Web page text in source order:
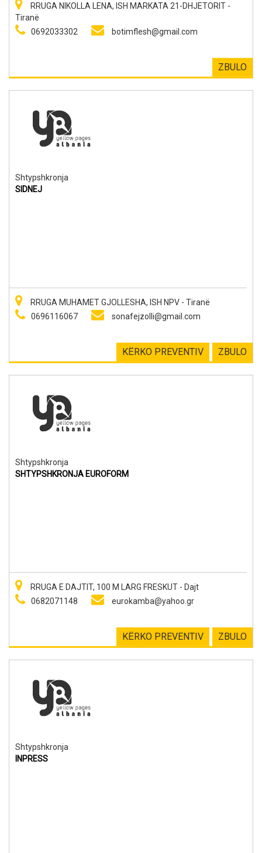
RRUGA NIKOLLA LENA, ISH MARKATA 21-DHJETORIT -
Tiranë
0692033302
botimflesh@gmail.com
ZBULO
Shtypshkronja
SIDNEJ
RRUGA MUHAMET GJOLLESHA, ISH NPV - Tiranë
0696116067
sonafejzolli@gmail.com
ZBULO
KËRKO PREVENTIV
Shtypshkronja
SHTYPSHKRONJA EUROFORM
RRUGA E DAJTIT, 100 M LARG FRESKUT - Dajt
0682071148
eurokamba@yahoo.gr
ZBULO
KËRKO PREVENTIV
Shtypshkronja
INPRESS